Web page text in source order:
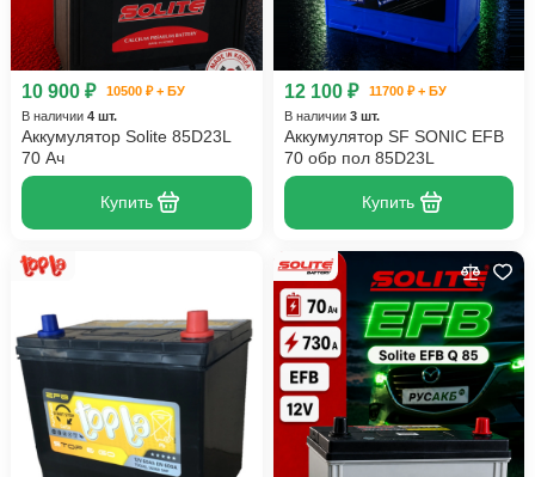
10 900 ₽
10500 ₽ + БУ
В наличии 4 шт.
Аккумулятор Solite 85D23L
70 Ач
Купить
12 100 ₽
11700 ₽ + БУ
В наличии 3 шт.
Аккумулятор SF SONIC EFB
70 обр пол 85D23L
Купить